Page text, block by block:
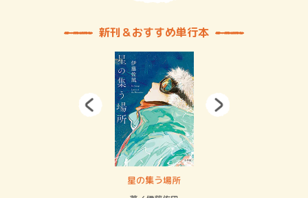
新刊＆おすすめ単行本
星の集う場所